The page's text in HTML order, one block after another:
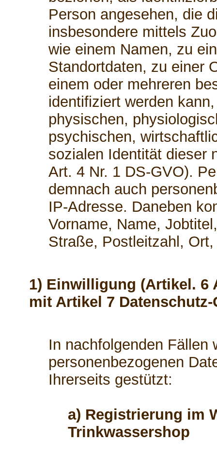
Person angesehen, die
insbesondere mittels
wie einem Namen, zu
Standortdaten, zu einer
einem oder mehreren
identifiziert werden
physischen,
psychischen,
sozialen Identität dieser
Art. 4 Nr. 1 DS-GVO).
demnach auch
IP-Adresse. Daneben
Vorname, Name,
Straße, Postleitzahl,
1) Einwilligung (Artikel. 6
mit Artikel 7 Datenschutz-
In nachfolgenden Fällen
personenbezogenen
Ihrerseits gestützt:
a) Registrierung im
Trinkwassershop